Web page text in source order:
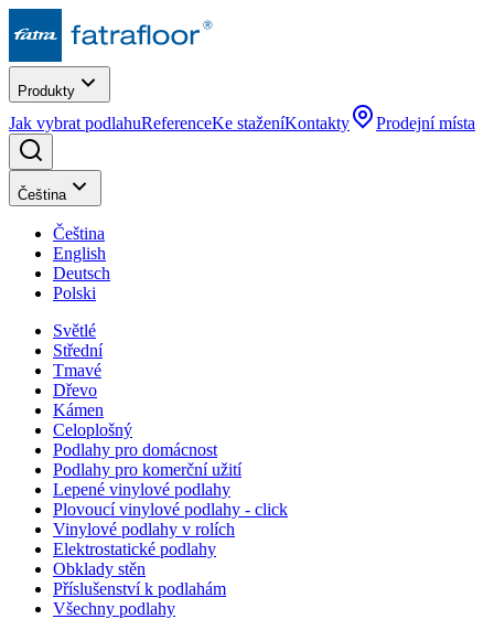
Produkty
Jak vybrat podlahuReferenceKe staženíKontakty Prodejní místa
Čeština
Čeština
English
Deutsch
Polski
Světlé
Střední
Tmavé
Dřevo
Kámen
Celoplošný
Podlahy pro domácnost
Podlahy pro komerční užití
Lepené vinylové podlahy
Plovoucí vinylové podlahy - click
Vinylové podlahy v rolích
Elektrostatické podlahy
Obklady stěn
Příslušenství k podlahám
Všechny podlahy